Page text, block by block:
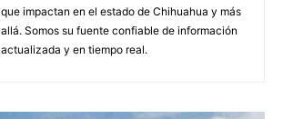
que impactan en el estado de Chihuahua y más
allá. Somos su fuente confiable de información
actualizada y en tiempo real.